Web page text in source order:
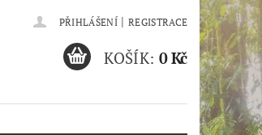
PŘIHLÁŠENÍ | REGISTRACE
KOŠÍK: 0 Kč